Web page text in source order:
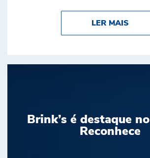
LER MAIS
Brink’s é destaque
Reconhece